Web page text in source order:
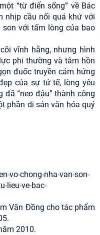
“từ điển sống” về Bác
nhịp cầu nối quá khứ với
với tấm lòng của bao
vĩnh hằng, nhưng hình
phi thường và tâm hồn
đuốc truyền cảm hứng
của sự tử tế, lòng yêu
đã “neo đậu” thành công
phần di sản văn hóa quý
vo-chong-nha-van-son-
lieu-ve-bac-
Văn Đồng cho tác phẩm
2010.